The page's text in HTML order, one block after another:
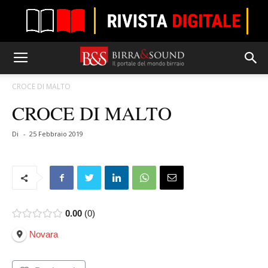
CROCE DI MALTO
CROCE DI MALTO
Di - 25 Febbraio 2019
0.00 0
Novara